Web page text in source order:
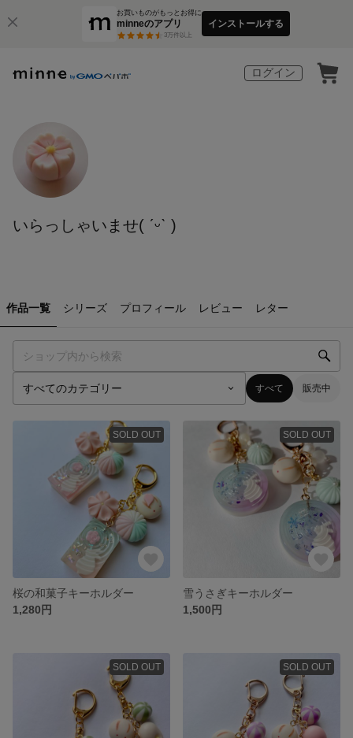
お買いものがもっとお得に
minneのアプリ
3万件以上
インストールする
ログイン
いらっしゃいませ( ˊᵕˋ )
作品一覧 シリーズ プロフィール レビュー レター
すべて 販売中
SOLD OUT
桜の和菓子キーホルダー
1,280円
SOLD OUT
雪うさぎキーホルダー
1,500円
SOLD OUT SOLD OUT